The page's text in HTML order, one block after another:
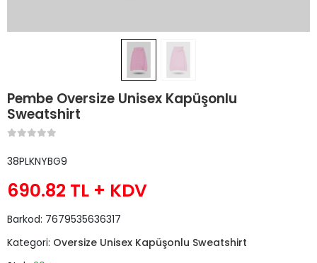
Pembe Oversize Unisex Kapüşonlu
Sweatshirt
38PLKNYBG9
690.82 TL + KDV
Barkod: 7679535636317
Kategori: Oversize Unisex Kapüşonlu Sweatshirt